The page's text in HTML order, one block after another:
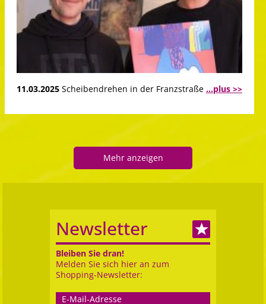
11.03.2025 Scheibendrehen in der Franzstraße ...plus >>
Mehr anzeigen
Newsletter
Bleiben Sie dran!
Melden Sie sich hier an zum
Shopping-Newsletter: